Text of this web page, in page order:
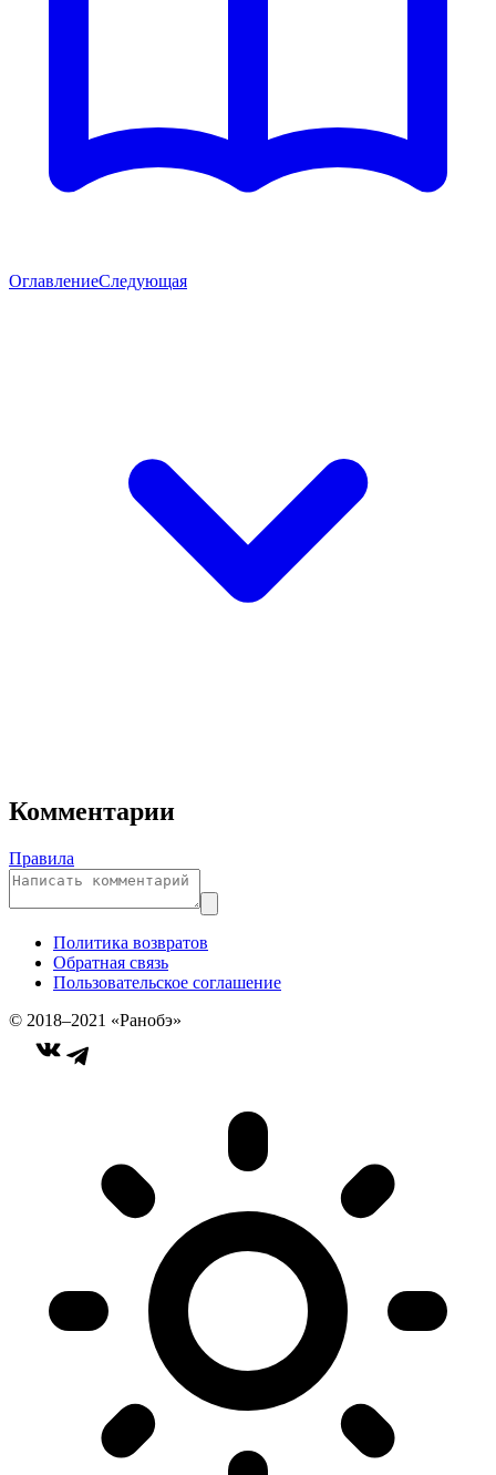
ОглавлениеСледующая
Комментарии
Правила
Политика возвратов
Обратная связь
Пользовательское соглашение
© 2018–2021 «Ранобэ»